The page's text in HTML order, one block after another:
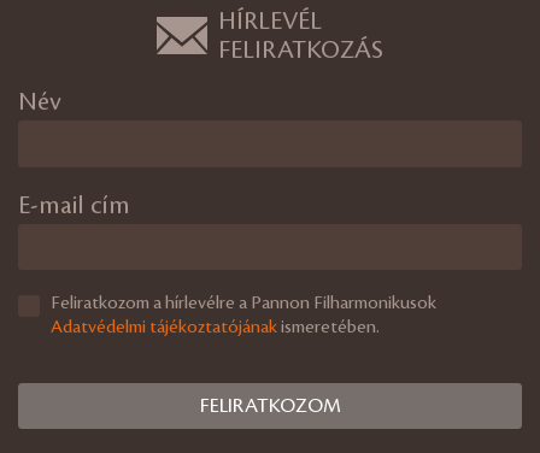
HÍRLEVÉL
FELIRATKOZÁS
Név
E-mail cím
Feliratkozom a hírlevélre a Pannon Filharmonikusok
Adatvédelmi tájékoztatójánakismeretében.